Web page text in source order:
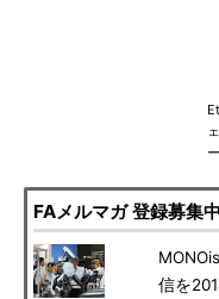
FAメルマガ 登録募集中
信を